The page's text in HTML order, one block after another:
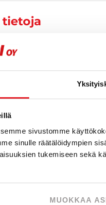
sivustomme
sinulle räätälöidympien
tukemiseen sekä
MUOKKAA
tietoja